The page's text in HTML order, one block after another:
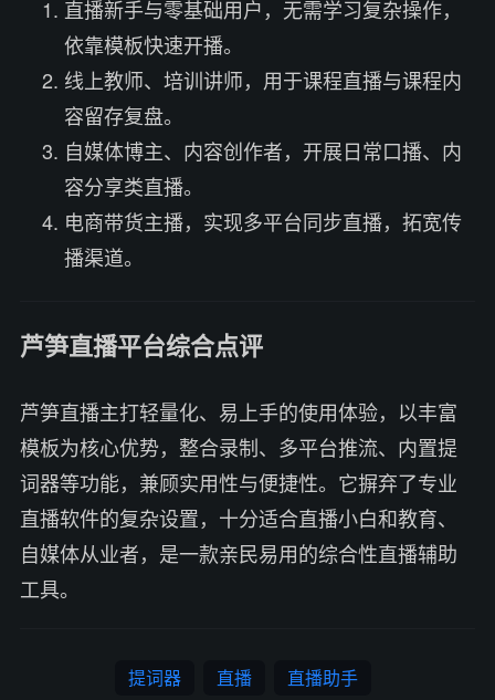
直播新手与零基础用户，无需学习复杂操作，
依靠模板快速开播。
线上教师、培训讲师，用于课程直播与课程内
容留存复盘。
自媒体博主、内容创作者，开展日常口播、内
容分享类直播。
电商带货主播，实现多平台同步直播，拓宽传
播渠道。
芦笋直播平台综合点评
芦笋直播主打轻量化、易上手的使用体验，以丰富
模板为核心优势，整合录制、多平台推流、内置提
词器等功能，兼顾实用性与便捷性。它摒弃了专业
直播软件的复杂设置，十分适合直播小白和教育、
自媒体从业者，是一款亲民易用的综合性直播辅助
工具。
提词器 直播 直播助手